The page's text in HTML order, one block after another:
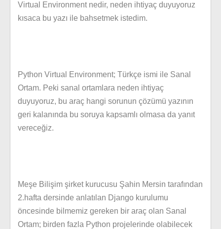
Virtual Environment nedir, neden ihtiyaç duyuyoruz
kısaca bu yazı ile bahsetmek istedim.
Python Virtual Environment; Türkçe ismi ile Sanal
Ortam. Peki sanal ortamlara neden ihtiyaç
duyuyoruz, bu araç hangi sorunun çözümü yazının
geri kalanında bu soruya kapsamlı olmasa da yanıt
vereceğiz.
Meşe Bilişim şirket kurucusu Şahin Mersin tarafından
2.hafta dersinde anlatılan Django kurulumu
öncesinde bilmemiz gereken bir araç olan Sanal
Ortam; birden fazla Python projelerinde olabilecek